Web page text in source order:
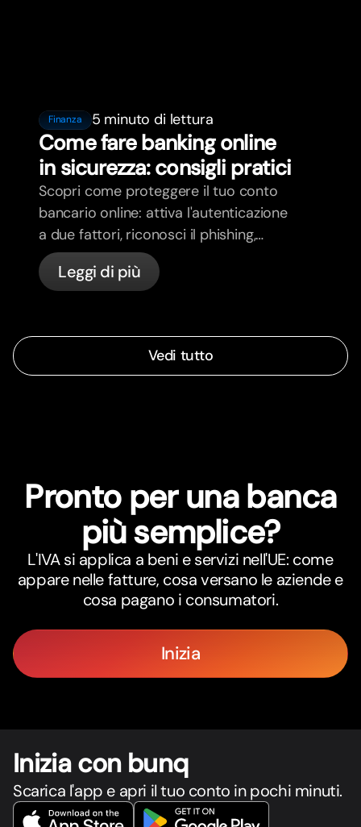
Finanza 5 minuto di lettura
Come fare banking online
in sicurezza: consigli pratici
Scopri come proteggere il tuo conto
bancario online: attiva l'autenticazione
a due fattori, riconosci il phishing,
gestisci le tue carte e scopri come
bunq protegge il tuo denaro
Leggi di più
Vedi tutto
Pronto per una banca
più semplice?
L'IVA si applica a beni e servizi nell'UE: come
appare nelle fatture, cosa versano le aziende e
cosa pagano i consumatori.
Inizia
Inizia con bunq
Scarica l'app e apri il tuo conto in pochi minuti.